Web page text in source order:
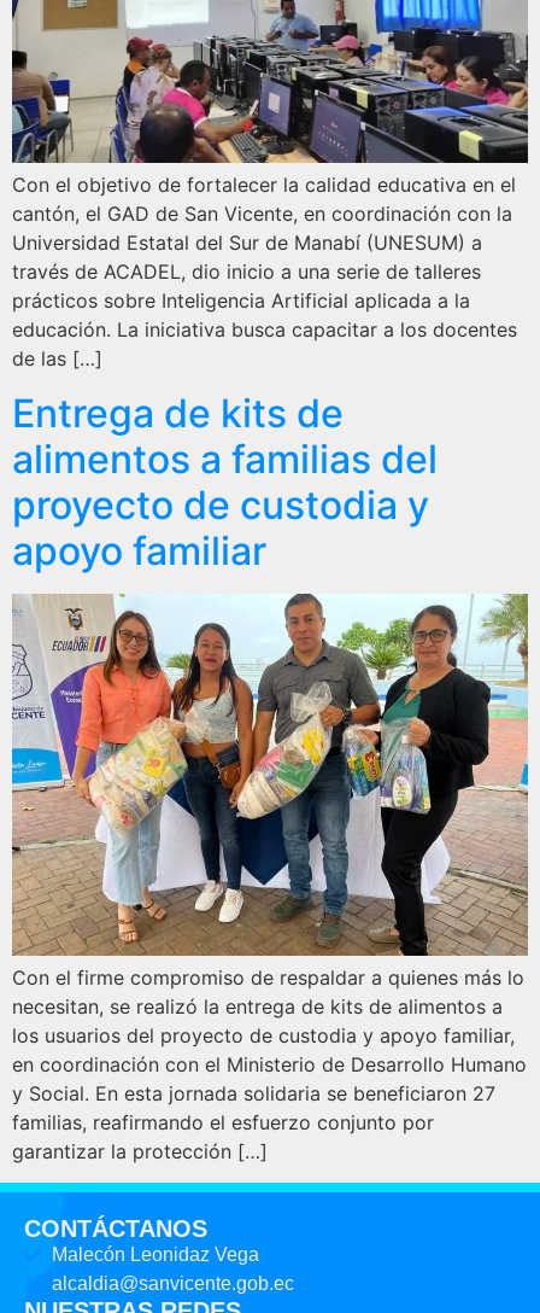
Con el objetivo de fortalecer la calidad educativa en el
cantón, el GAD de San Vicente, en coordinación con la
Universidad Estatal del Sur de Manabí (UNESUM) a
través de ACADEL, dio inicio a una serie de talleres
prácticos sobre Inteligencia Artificial aplicada a la
educación. La iniciativa busca capacitar a los docentes
de las […]
Entrega de kits de
alimentos a familias del
proyecto de custodia y
apoyo familiar
Con el firme compromiso de respaldar a quienes más lo
necesitan, se realizó la entrega de kits de alimentos a
los usuarios del proyecto de custodia y apoyo familiar,
en coordinación con el Ministerio de Desarrollo Humano
y Social. En esta jornada solidaria se beneficiaron 27
familias, reafirmando el esfuerzo conjunto por
garantizar la protección […]
CONTÁCTANOS
Malecón Leonidaz Vega
alcaldia@sanvicente.gob.ec